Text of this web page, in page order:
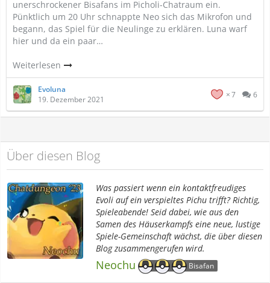
unerschrockener Bisafans im Picholi-Chatraum ein.
Pünktlich um 20 Uhr schnappte Neo sich das Mikrofon und
begann, das Spiel für die Neulinge zu erklären. Luna warf
hier und da ein paar…
Weiterlesen
Evoluna
19. Dezember 2021
7 6
Über diesen Blog
Was passiert wenn ein kontaktfreudiges
Evoli auf ein verspieltes Pichu trifft? Richtig,
Spieleabende! Seid dabei, wie aus den
Samen des Häuserkampfs eine neue, lustige
Spiele-Gemeinschaft wächst, die über diesen
Blog zusammengerufen wird.
Neochu Bisafan